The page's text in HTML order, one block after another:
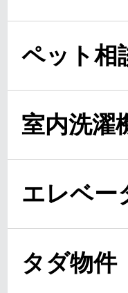
ペット相
室内洗濯
エレベー
タダ物件